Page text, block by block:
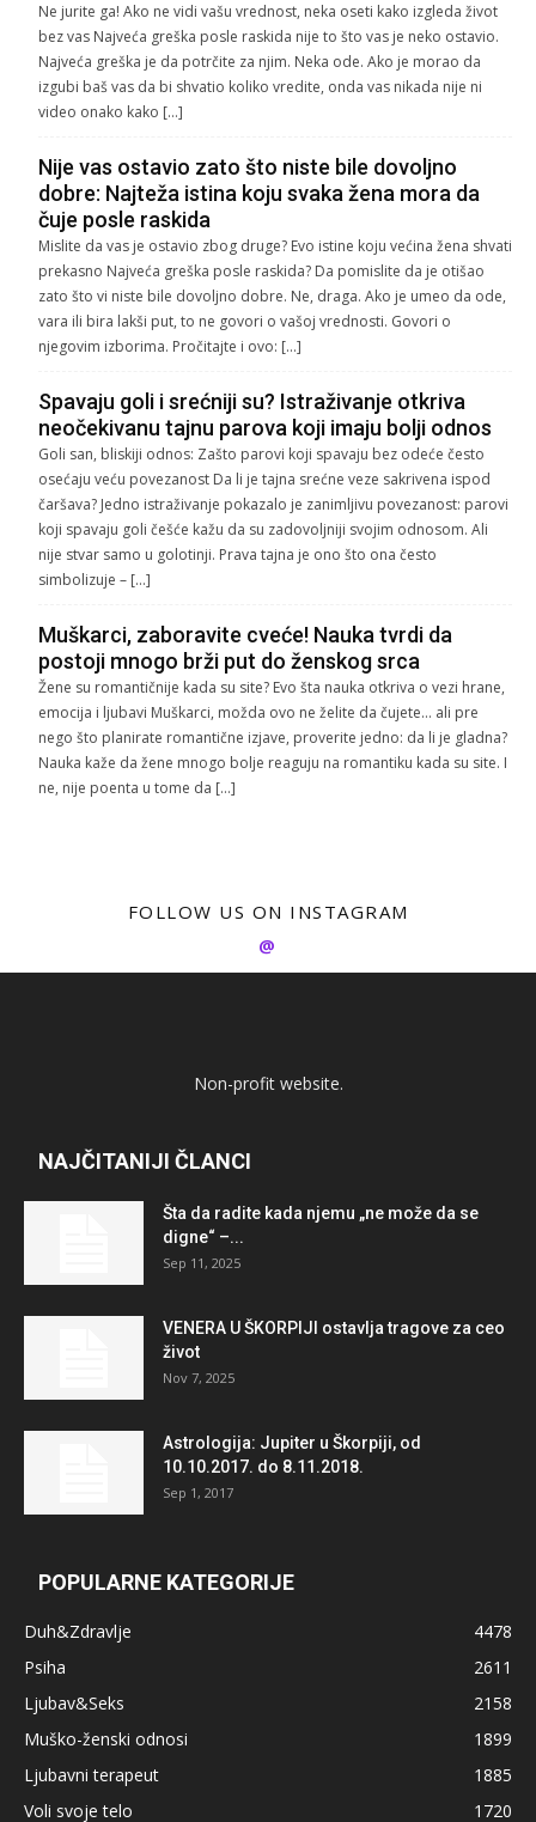
Ne jurite ga! Ako ne vidi vašu vrednost, neka oseti kako izgleda život
bez vas Najveća greška posle raskida nije to što vas je neko ostavio.
Najveća greška je da potrčite za njim. Neka ode. Ako je morao da
izgubi baš vas da bi shvatio koliko vredite, onda vas nikada nije ni
video onako kako […]
Nije vas ostavio zato što niste bile dovoljno
dobre: Najteža istina koju svaka žena mora da
čuje posle raskida
Mislite da vas je ostavio zbog druge? Evo istine koju većina žena shvati
prekasno Najveća greška posle raskida? Da pomislite da je otišao
zato što vi niste bile dovoljno dobre. Ne, draga. Ako je umeo da ode,
vara ili bira lakši put, to ne govori o vašoj vrednosti. Govori o
njegovim izborima. Pročitajte i ovo: […]
Spavaju goli i srećniji su? Istraživanje otkriva
neočekivanu tajnu parova koji imaju bolji odnos
Goli san, bliskiji odnos: Zašto parovi koji spavaju bez odeće često
osećaju veću povezanost Da li je tajna srećne veze sakrivena ispod
čaršava? Jedno istraživanje pokazalo je zanimljivu povezanost: parovi
koji spavaju goli češće kažu da su zadovoljniji svojim odnosom. Ali
nije stvar samo u golotinji. Prava tajna je ono što ona često
simbolizuje – […]
Muškarci, zaboravite cveće! Nauka tvrdi da
postoji mnogo brži put do ženskog srca
Žene su romantičnije kada su site? Evo šta nauka otkriva o vezi hrane,
emocija i ljubavi Muškarci, možda ovo ne želite da čujete… ali pre
nego što planirate romantične izjave, proverite jedno: da li je gladna?
Nauka kaže da žene mnogo bolje reaguju na romantiku kada su site. I
ne, nije poenta u tome da […]
FOLLOW US ON INSTAGRAM
@
Non-profit website.
NAJČITANIJI ČLANCI
Šta da radite kada njemu „ne može da se
digne“ –...
Sep 11, 2025
VENERA U ŠKORPIJI ostavlja tragove za ceo
život
Nov 7, 2025
Astrologija: Jupiter u Škorpiji, od
10.10.2017. do 8.11.2018.
Sep 1, 2017
POPULARNE KATEGORIJE
Duh&Zdravlje
4478
Psiha
2611
Ljubav&Seks
2158
Muško-ženski odnosi
1899
Ljubavni terapeut
1885
Voli svoje telo
1720